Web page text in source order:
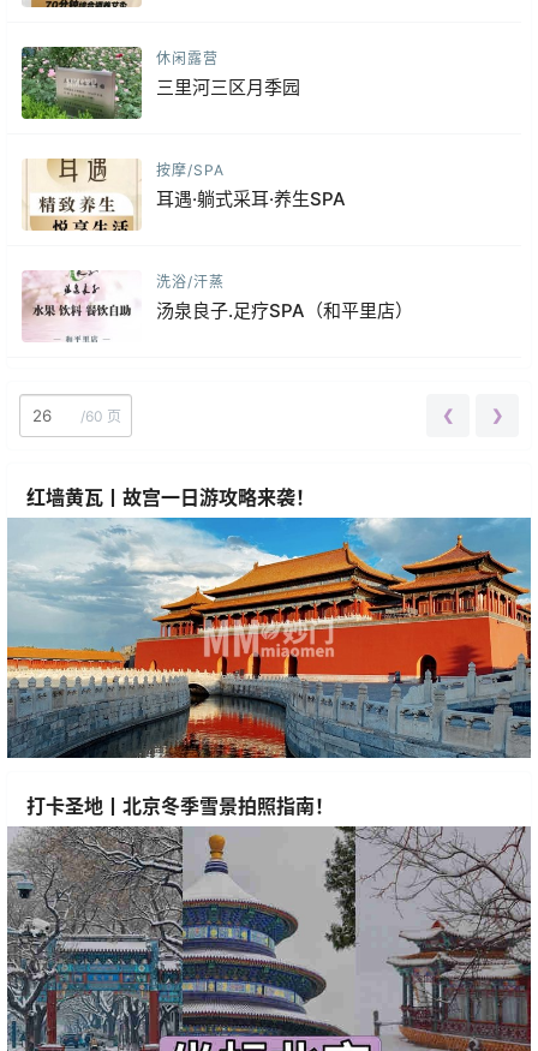
休闲露营
三里河三区月季园
按摩/SPA
耳遇·躺式采耳·养生SPA
洗浴/汗蒸
汤泉良子.足疗SPA（和平里店）
/60 页 ❮ ❯
红墙黄瓦丨故宫一日游攻略来袭！
打卡圣地丨北京冬季雪景拍照指南！